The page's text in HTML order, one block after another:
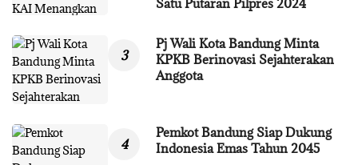
Pj Wali Kota Bandung Minta
KPKB Berinovasi Sejahterakan
Anggota
Pemkot Bandung Siap Dukung
Indonesia Emas Tahun 2045